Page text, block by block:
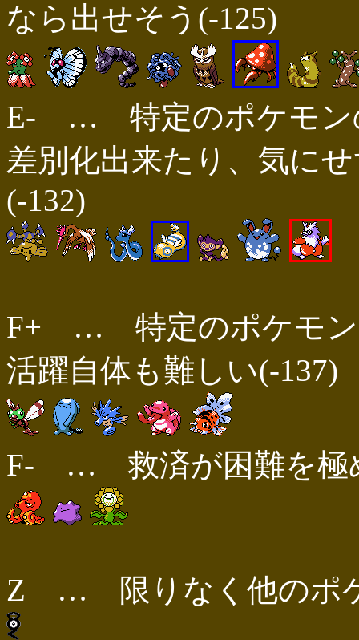
なら出せそう(-125)
E- … 特定のポケモン
差別化出来たり、気に
(-132)
F+ … 特定のポケモン
活躍自体も難しい(-137)
F- … 救済が困難を極
Z … 限りなく他のポケ